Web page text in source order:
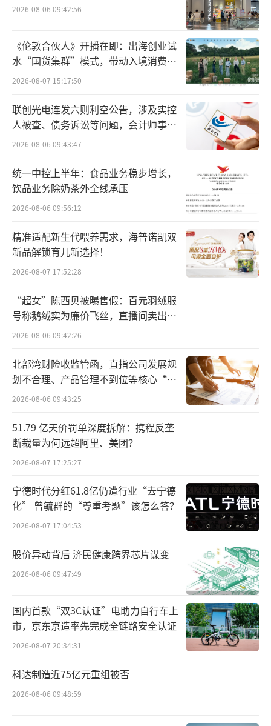
游艇从荷兰鹿特丹启航，穿过直布罗陀海
峡，抵达西西里岛海岸，随后计划前往埃奥利
群岛。从出发开始，胜利的欢乐便弥漫在这艘
价值3000万英镑（约合2.8亿元人民币）的游艇
直到8月19日凌晨，一场诡异的“龙卷
风”席卷了西西里岛海域。当时，林奇和他的
家人、朋友和船员正在“贝叶斯号”游艇的船
舱里睡觉。
船锚仍未放下，风暴迅速折断了75米高的
桅杆，这曾是世界上最高的桅杆之一。
随后，“贝叶斯号”开始倾覆。
游艇上一片混乱，乘客被困在船舱内，跑
到甲板上的乘客被卷入海中，一些人在慌乱中
爬上救生艇。有船员发射了照明弹，附近的船
只救起了数名乘客。
林奇的妻子巴卡雷斯是登上救生艇获救的
人之一。她告诉医生：“我和丈夫凌晨4点醒
来，我听到玻璃破碎的声音和救生艇的轰鸣
声。”后来在一片混乱中，她被推上了救生
艇。
西西里岛港口米拉佐附近别墅的监控，拍
摄到了“贝叶斯号”沉没的画面。其中一段视
频显示，“贝叶斯号”原本停靠在离岸约数百
米的外海海面上，随后狂风暴雨猛烈袭来，原
本还亮着灯光的“贝叶斯号”一点点变暗，直
目击游艇沉没的别墅主人说：“短短60
秒，这艘游艇就不见了。”
“贝叶斯号”以18世纪数学家托马斯·贝
叶斯的名字命名，贝叶斯以其在概率论领域的
2026-08-06 09:42:56
《伦敦合伙人》开播在即：出海创业试
水“国货集群”模式，带动入境消费反
向种草
2026-08-07 15:17:50
联创光电连发六则利空公告，涉及实控
人被查、债务诉讼等问题，会计师事务
所曾出具“保留意见”
2026-08-06 09:43:47
统一中控上半年：食品业务稳步增长，
饮品业务除奶茶外全线承压
2026-08-06 09:56:12
精准适配新生代喂养需求，海普诺凯双
新品解锁育儿新选择！
2026-08-07 17:52:28
“超女”陈西贝被曝售假：百元羽绒服
号称鹅绒实为廉价飞丝，直播间卖出超
百万元
2026-08-06 09:42:26
北部湾财险收监管函，直指公司发展规
划不合理、产品管理不到位等核心“痛
点”
2026-08-06 09:43:25
51.79 亿天价罚单深度拆解：携程反垄
断裁量为何远超阿里、美团？
2026-08-07 17:25:27
宁德时代分红61.8亿仍遭行业“去宁德
化” 曾毓群的“尊重考题”该怎么答？
2026-08-07 17:04:53
股价异动背后 济民健康跨界芯片谋变
2026-08-06 09:47:49
国内首款“双3C认证”电助力自行车上
市，京东京造率先完成全链路安全认证
2026-08-07 20:34:31
科达制造近75亿元重组被否
2026-08-06 09:48:59